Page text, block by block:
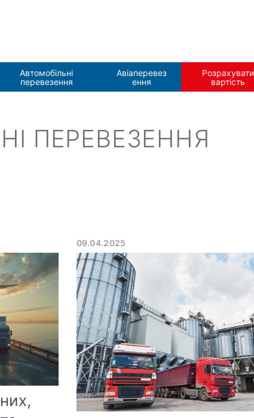
Автомобільні
перевезення
Aвіаперевез
ення
Розрахувати
вартість
ПЕРЕВЕЗЕННЯ
09.04.2025